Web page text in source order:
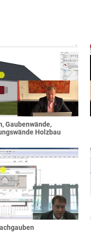
Gaubenwände,
Holzbau